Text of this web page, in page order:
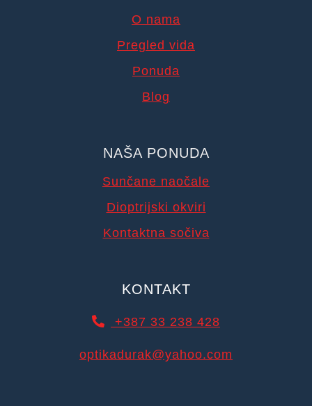
O nama
Pregled vida
Ponuda
Blog
NAŠA PONUDA
Sunčane naočale
Dioptrijski okviri
Kontaktna sočiva
KONTAKT
+387 33 238 428
optikadurak@yahoo.com